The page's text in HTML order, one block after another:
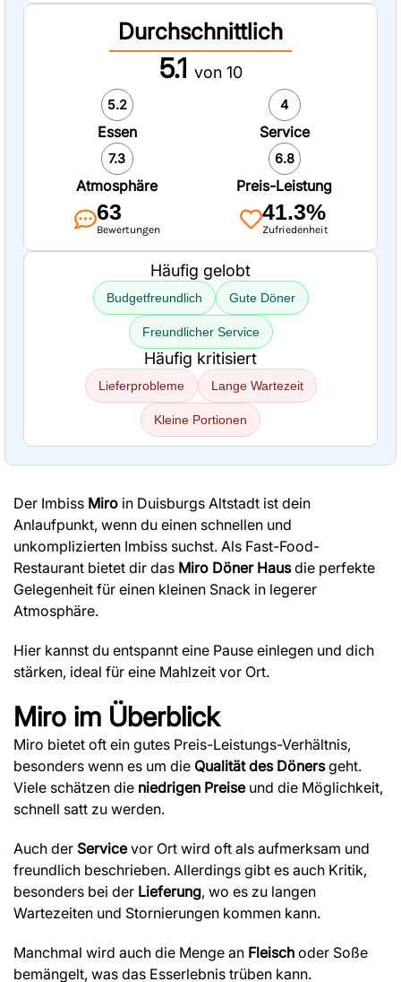
Durchschnittlich
5.1 von 10
5.2
Essen
4
Service
7.3
Atmosphäre
6.8
Preis-Leistung
63
Bewertungen
41.3%
Zufriedenheit
Häufig gelobt
Budgetfreundlich Gute Döner
Freundlicher Service
Häufig kritisiert
Lieferprobleme Lange Wartezeit
Kleine Portionen
Der Imbiss Miro in Duisburgs Altstadt ist dein
Anlaufpunkt, wenn du einen schnellen und
unkomplizierten Imbiss suchst. Als Fast-Food-
Restaurant bietet dir das Miro Döner Hausdie perfekte
Gelegenheit für einen kleinen Snack in legerer
Atmosphäre.
Hier kannst du entspannt eine Pause einlegen und dich
stärken, ideal für eine Mahlzeit vor Ort.
Miro im Überblick
Miro bietet oft ein gutes Preis-Leistungs-Verhältnis,
besonders wenn es um die Qualität des Dönersgeht.
Viele schätzen die niedrigen Preiseund die Möglichkeit,
schnell satt zu werden.
Auch der Servicevor Ort wird oft als aufmerksam und
freundlich beschrieben. Allerdings gibt es auch Kritik,
besonders bei der Lieferung, wo es zu langen
Wartezeiten und Stornierungen kommen kann.
Manchmal wird auch die Menge an Fleisch oder Soße
bemängelt, was das Esserlebnis trüben kann.